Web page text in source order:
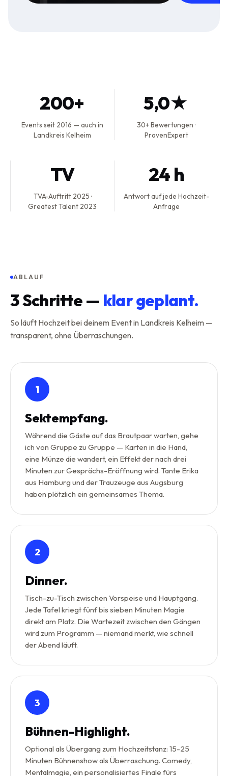
200+
Events seit 2016 — auch in
Landkreis Kelheim
5,0★
30+ Bewertungen ·
ProvenExpert
TV
TVA-Auftritt 2025 ·
Greatest Talent 2023
24 h
Antwort auf jede Hochzeit-
Anfrage
ABLAUF
3Schritte — klar geplant.
So läuft Hochzeit bei deinem Event in Landkreis Kelheim —
transparent, ohne Überraschungen.
1
Sektempfang.
Während die Gäste auf das Brautpaar warten, gehe
ich von Gruppe zu Gruppe — Karten in die Hand,
eine Münze die wandert, ein Effekt der nach drei
Minuten zur Gesprächs-Eröffnung wird. Tante Erika
aus Hamburg und der Trauzeuge aus Augsburg
haben plötzlich ein gemeinsames Thema.
2
Dinner.
Tisch-zu-Tisch zwischen Vorspeise und Hauptgang.
Jede Tafel kriegt fünf bis sieben Minuten Magie
direkt am Platz. Die Wartezeit zwischen den Gängen
wird zum Programm — niemand merkt, wie schnell
der Abend läuft.
3
Bühnen-Highlight.
Optional als Übergang zum Hochzeitstanz: 15-25
Minuten Bühnenshow als Überraschung. Comedy,
Mentalmagie, ein personalisiertes Finale fürs